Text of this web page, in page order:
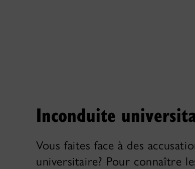
Inconduite
Vous faites face à des
universitaire? Pour connaître